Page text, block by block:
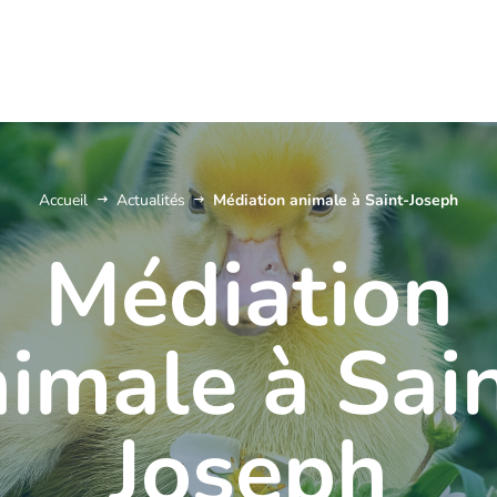
Accueil Actualités Médiation animale à Saint-Joseph
Médiation
à